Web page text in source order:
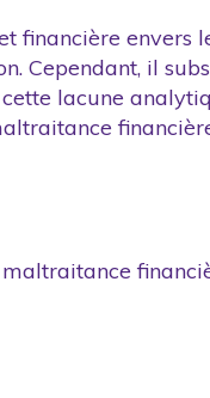
envers
Cependant, il
lacune